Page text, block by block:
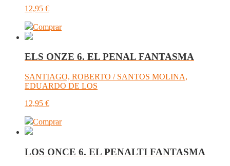
12,95 €
Comprar
ELS ONZE 6. EL PENAL FANTASMA
SANTIAGO, ROBERTO / SANTOS MOLINA,
EDUARDO DE LOS
12,95 €
Comprar
LOS ONCE 6. EL PENALTI FANTASMA